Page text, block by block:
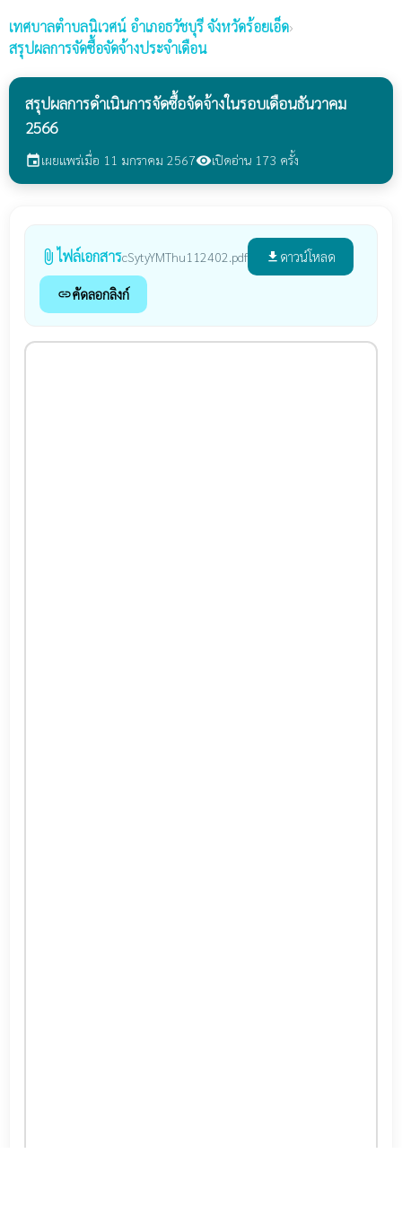
เทศบาลตำบลนิเวศน์ อำเภอธวัชบุรี จังหวัดร้อยเอ็ด›
สรุปผลการจัดซื้อจัดจ้างประจำเดือน
สรุปผลการดำเนินการจัดซื้อจัดจ้างในรอบเดือนธันวาคม
2566
eventเผยแพร่เมื่อ 11 มกราคม 2567visibilityเปิดอ่าน 173 ครั้ง
attach_file ไฟล์เอกสารcSytyYMThu112402.pdf file_download ดาวน์โหลด
linkคัดลอกลิงก์